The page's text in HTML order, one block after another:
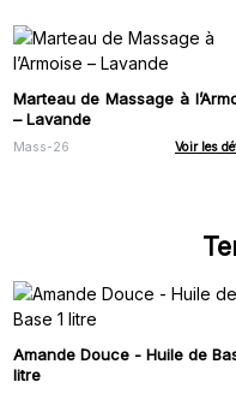
Marteau de Massage à
– Lavande
Mass-26 Voir les
Amande Douce - Huile de
litre